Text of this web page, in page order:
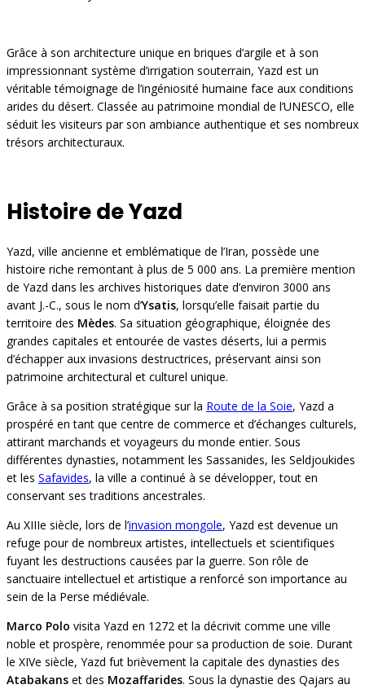
Grâce à son architecture unique en briques d’argile et à son
impressionnant système d’irrigation souterrain, Yazd est un
véritable témoignage de l’ingéniosité humaine face aux conditions
arides du désert. Classée au patrimoine mondial de l’UNESCO, elle
séduit les visiteurs par son ambiance authentique et ses nombreux
trésors architecturaux.
Histoire de Yazd
Yazd, ville ancienne et emblématique de l’Iran, possède une
histoire riche remontant à plus de 5 000 ans. La première mention
de Yazd dans les archives historiques date d’environ 3000 ans
avant J.-C., sous le nom d’Ysatis, lorsqu’elle faisait partie du
territoire des Mèdes. Sa situation géographique, éloignée des
grandes capitales et entourée de vastes déserts, lui a permis
d’échapper aux invasions destructrices, préservant ainsi son
patrimoine architectural et culturel unique.
Grâce à sa position stratégique sur la Route de la Soie, Yazd a
prospéré en tant que centre de commerce et d’échanges culturels,
attirant marchands et voyageurs du monde entier. Sous
différentes dynasties, notamment les Sassanides, les Seldjoukides
et les Safavides, la ville a continué à se développer, tout en
conservant ses traditions ancestrales.
Au XIIIe siècle, lors de l’invasion mongole, Yazd est devenue un
refuge pour de nombreux artistes, intellectuels et scientifiques
fuyant les destructions causées par la guerre. Son rôle de
sanctuaire intellectuel et artistique a renforcé son importance au
sein de la Perse médiévale.
Marco Polo visita Yazd en 1272 et la décrivit comme une ville
noble et prospère, renommée pour sa production de soie. Durant
le XIVe siècle, Yazd fut brièvement la capitale des dynasties des
Atabakans et des Mozaffarides. Sous la dynastie des Qajars au